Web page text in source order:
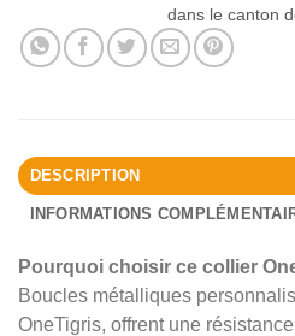
dans le canton
DESCRIPTION
INFORMATIONS
Pourquoi choisir ce collier
Boucles métalliques
OneTigris, offrent une